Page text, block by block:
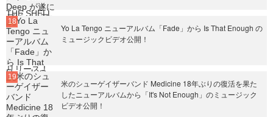
Yo La Tengo ニューアルバム「Fade」から Is That Enough の
ミュージックビデオ公開！
米のシューゲイザーバンド Medicine 18年ぶりの復活を果た
したニューアルバムから「It's Not Enough」のミュージック
ビデオ公開！